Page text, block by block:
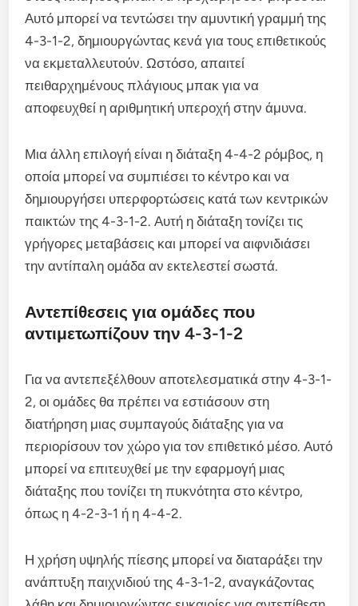
Αυτό μπορεί να τεντώσει την αμυντική γραμμή της
4-3-1-2, δημιουργώντας κενά για τους επιθετικούς
να εκμεταλλευτούν. Ωστόσο, απαιτεί
πειθαρχημένους πλάγιους μπακ για να
αποφευχθεί η αριθμητική υπεροχή στην άμυνα.
Μια άλλη επιλογή είναι η διάταξη 4-4-2 ρόμβος, η
οποία μπορεί να συμπιέσει το κέντρο και να
δημιουργήσει υπερφορτώσεις κατά των κεντρικών
παικτών της 4-3-1-2. Αυτή η διάταξη τονίζει τις
γρήγορες μεταβάσεις και μπορεί να αιφνιδιάσει
την αντίπαλη ομάδα αν εκτελεστεί σωστά.
Αντεπίθεσεις για ομάδες που
αντιμετωπίζουν την 4-3-1-2
Για να αντεπεξέλθουν αποτελεσματικά στην 4-3-1-
2, οι ομάδες θα πρέπει να εστιάσουν στη
διατήρηση μιας συμπαγούς διάταξης για να
περιορίσουν τον χώρο για τον επιθετικό μέσο. Αυτό
μπορεί να επιτευχθεί με την εφαρμογή μιας
διάταξης που τονίζει τη πυκνότητα στο κέντρο,
όπως η 4-2-3-1 ή η 4-4-2.
Η χρήση υψηλής πίεσης μπορεί να διαταράξει την
ανάπτυξη παιχνιδιού της 4-3-1-2, αναγκάζοντας